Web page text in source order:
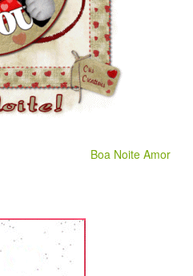
Boa Noite Amor